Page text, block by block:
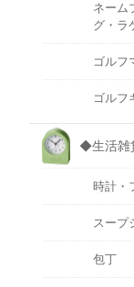
ネーム
グ・ラ
ゴルフ
ゴルフ
◆生活雑
時計・
スープ
包丁